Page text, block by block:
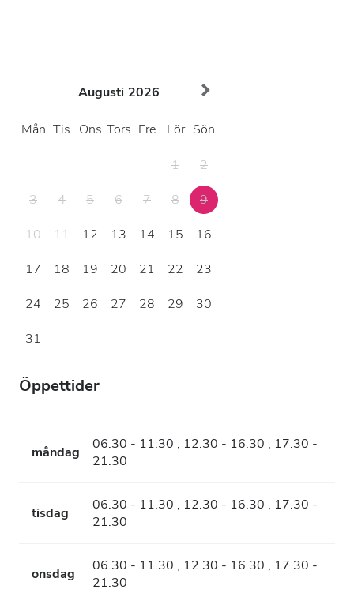
Augusti 2026
Mån Tis Ons Tors Fre Lör Sön
1
2
3
4 5 6 7 8
9
10
11 12 13 14 15
16
17
18 19 20 21 22
23
24
25 26 27 28 29
30
31
Öppettider
måndag
06.30 - 11.30 , 12.30 - 16.30 , 17.30 -
21.30
tisdag
06.30 - 11.30 , 12.30 - 16.30 , 17.30 -
21.30
onsdag
06.30 - 11.30 , 12.30 - 16.30 , 17.30 -
21.30